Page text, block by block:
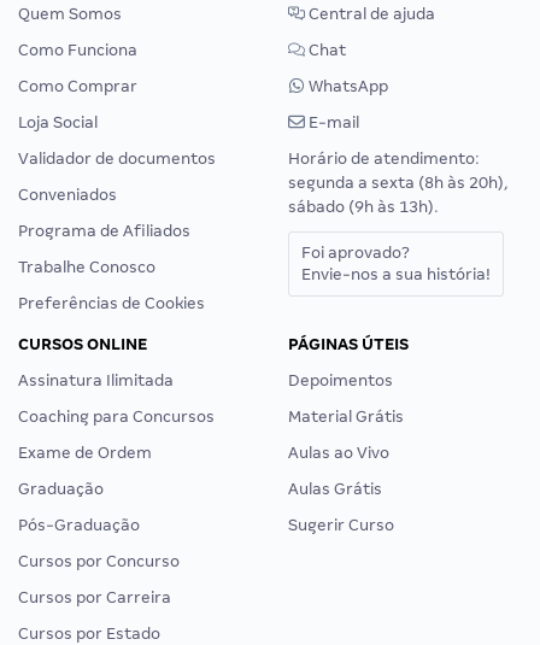
Quem Somos
Como Funciona
Como Comprar
Loja Social
Validador de documentos
Conveniados
Programa de Afiliados
Trabalhe Conosco
Preferências de Cookies
Central de ajuda
Chat
WhatsApp
E-mail
Horário de atendimento:
segunda a sexta (8h às 20h),
sábado (9h às 13h).
Foi aprovado?
Envie-nos a sua história!
CURSOS ONLINE
Assinatura Ilimitada
Coaching para Concursos
Exame de Ordem
Graduação
Pós-Graduação
Cursos por Concurso
Cursos por Carreira
Cursos por Estado
PÁGINAS ÚTEIS
Depoimentos
Material Grátis
Aulas ao Vivo
Aulas Grátis
Sugerir Curso